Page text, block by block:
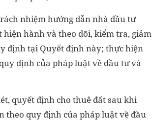
nhiệm hướng dẫn nhà đầu tư
hành và theo dõi, kiểm tra, giảm
định tại Quyết định này; thực hiện
định của pháp luật về đầu tư và
quyết định cho thuê đất sau khi
theo quy định của pháp luật về đầu